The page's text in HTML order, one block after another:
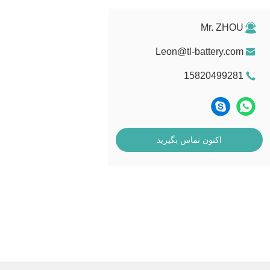
Mr. ZHOU
Leon@tl-battery.com
15820499281
اکنون تماس بگیرید